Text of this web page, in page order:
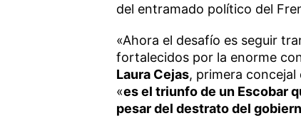
del entramado político del
«Ahora el desafío es seguir
fortalecidos por la enorme
Laura Cejas, primera concejal
«es el triunfo de un Escobar
pesar del destrato del